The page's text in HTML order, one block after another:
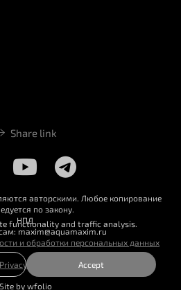
Share link
авторскими. Любое копирование
по закону.
НПД
maxim@aquamaxim.ru
и обработки персональных данных
Privacy policy
Site by wfolio
functionality and traffic analysis.
Accept